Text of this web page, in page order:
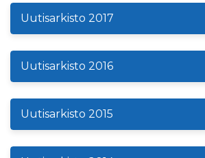
Uutisarkisto 2017
Uutisarkisto 2016
Uutisarkisto 2015